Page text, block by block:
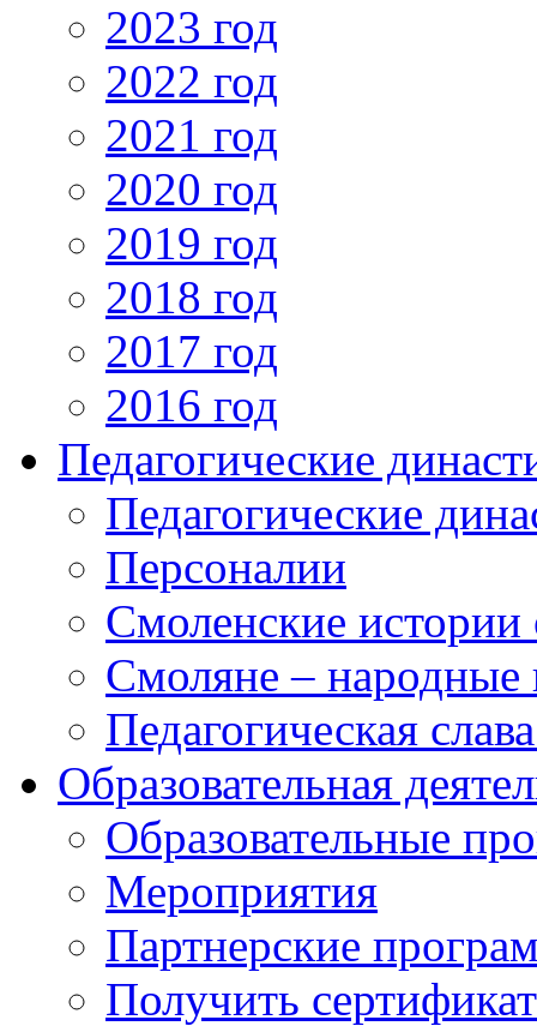
2023 год
2022 год
2021 год
2020 год
2019 год
2018 год
2017 год
2016 год
Педагогические
Педагогические
Персоналии
Смоленские
Смоляне – народные
Педагогическая
Образовательная
Образовательные
Мероприятия
Партнерские
Получить сертификат